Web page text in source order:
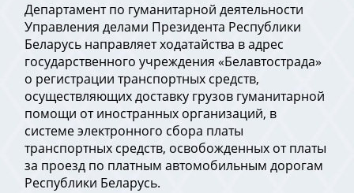
Департамент по гуманитарной деятельности
Управления делами Президента Республики
Беларусь направляет ходатайства в адрес
государственного учреждения «Белавтострада»
о регистрации транспортных средств,
осуществляющих доставку грузов гуманитарной
помощи от иностранных организаций, в
системе электронного сбора платы
транспортных средств, освобожденных от платы
за проезд по платным автомобильным дорогам
Республики Беларусь.